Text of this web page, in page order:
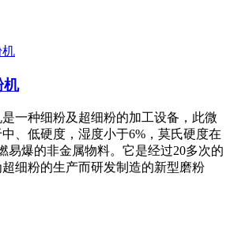
机
一种细粉及超细粉的加工设备，此微
、低硬度，湿度小于6%，莫氏硬度在
易爆的非金属物料。它是经过20多次的
细粉的生产而研发制造的新型磨粉